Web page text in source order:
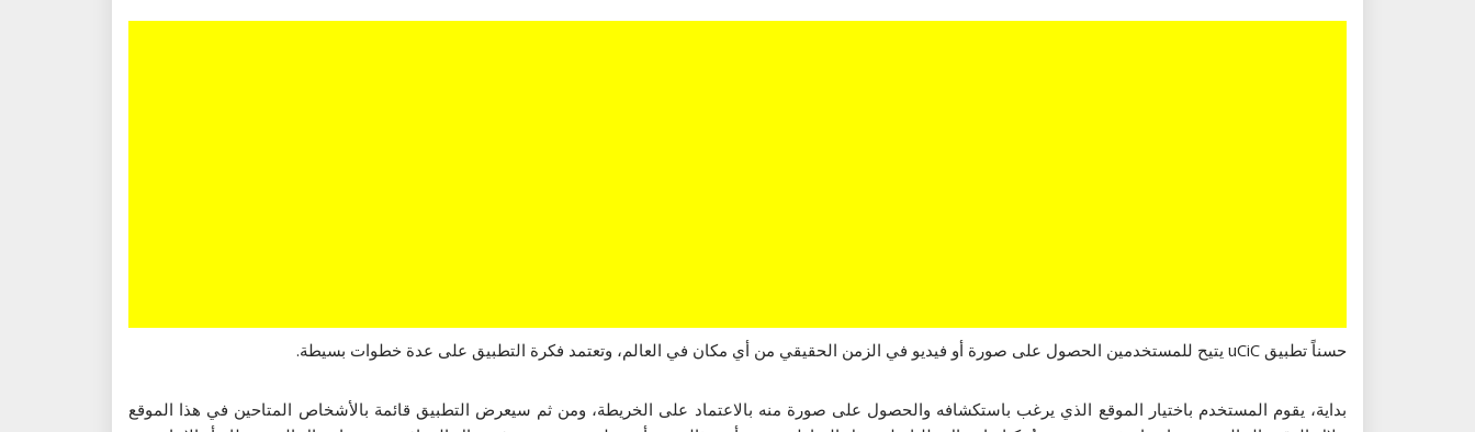
حسناً تطبيق uCiC يتيح للمستخدمين الحصول على صورة أو فيديو في الزمن الحقيقي من أي مكان في العالم، وتعتمد فكرة التطبيق على عدة خطوات بسيطة.
بداية، يقوم المستخدم باختيار الموقع الذي يرغب باستكشافه والحصول على صورة منه بالاعتماد على الخريطة، ومن ثم سيعرض التطبيق قائمة بالأشخاص المتاحين في هذا الموقع